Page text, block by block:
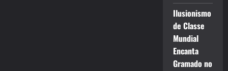
Ilusionismo
de Classe
Mundial
Encanta
Gramado no